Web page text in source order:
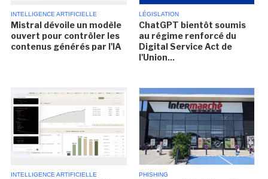
INTELLIGENCE ARTIFICIELLE
Mistral dévoile un modèle
ouvert pour contrôler les
contenus générés par l'IA
LÉGISLATION
ChatGPT bientôt soumis
au régime renforcé du
Digital Service Act de
l'Union...
INTELLIGENCE ARTIFICIELLE PHISHING